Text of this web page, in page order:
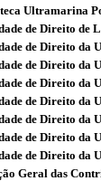
Ultramarina
de Direito de
de Direito da
de Direito da
de Direito da
de Direito da
de Direito da
de Direito da
de Direito da
Geral das